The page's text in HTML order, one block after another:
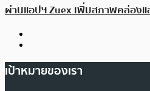
ผ่านแอปฯ Zuex เพิ่มสภาพคล่องแ
เป้าหมายของเรา